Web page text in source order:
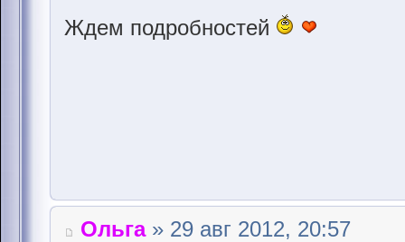
Ждем подробностей
Ольга» 29 авг 2012, 20:57